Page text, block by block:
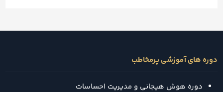
دوره های آموزشی پرمخاطب
دوره هوش هیجانی و مدیریت احساسات